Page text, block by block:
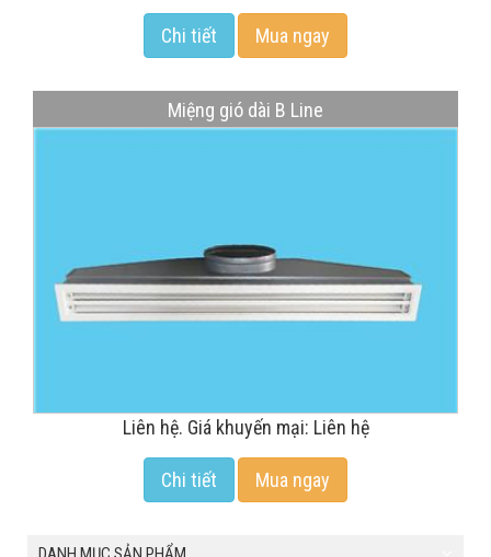
Chi tiết Mua ngay
Miệng gió dài B Line
Liên hệ. Giá khuyến mại: Liên hệ
Chi tiết Mua ngay